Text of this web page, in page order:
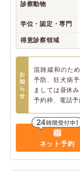
診察動物
学位・認定・専門
得意診察領域
お
知
ら
せ
混雑緩和のた
予防、狂犬病
ましては昼休
予約枠、電話
ネット予約